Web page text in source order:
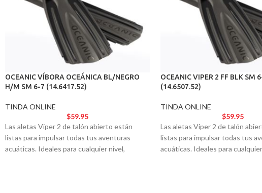
OCEANIC VÍBORA OCEÁNICA BL/NEGRO
H/M SM 6-7 (14.6417.52)
TINDA ONLINE
$59.95
Las aletas Viper 2 de talón abierto están
listas para impulsar todas tus aventuras
acuáticas. Ideales para cualquier nivel,
OCEANIC VIPER 2 FF BLK SM
(14.6507.52)
TINDA ONLINE
$59.95
Las aletas Viper 2 de talón
listas para impulsar todas tus
acuáticas. Ideales para